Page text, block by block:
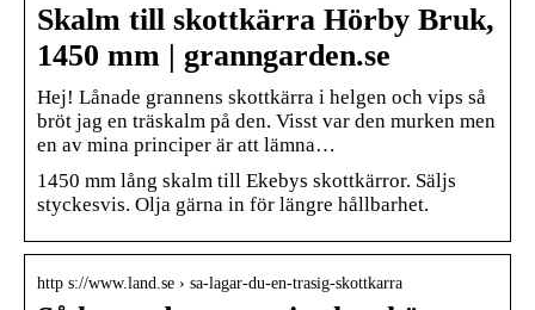
Skalm till skottkärra Hörby Bruk,
1450 mm | granngarden.se
Hej! Lånade grannens skottkärra i helgen och vips så
bröt jag en träskalm på den. Visst var den murken men
en av mina principer är att lämna…
1450 mm lång skalm till Ekebys skottkärror. Säljs
styckesvis. Olja gärna in för längre hållbarhet.
http s://www.land.se › sa-lagar-du-en-trasig-skottkarra